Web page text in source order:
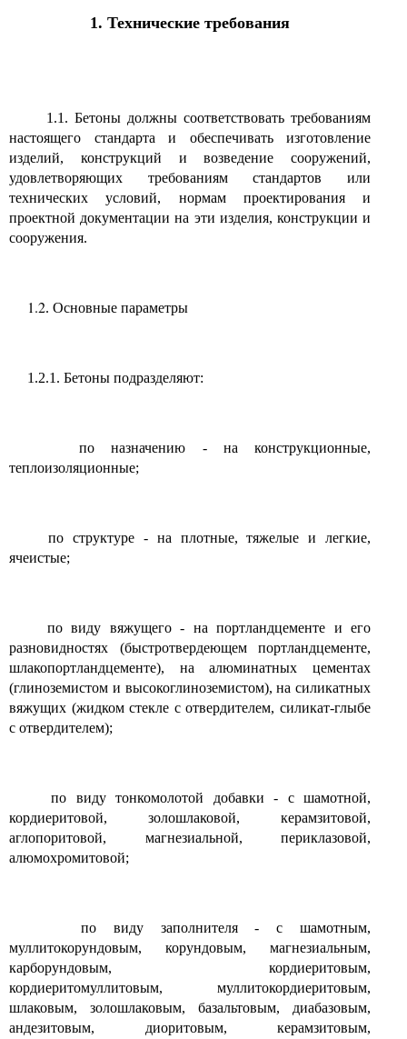
1. Технические требования
1.1. Бетоны должны соответствовать требованиям
настоящего стандарта и обеспечивать изготовление
изделий, конструкций и возведение сооружений,
удовлетворяющих требованиям стандартов или
технических условий, нормам проектирования и
проектной документации на эти изделия, конструкции и
сооружения.
1.2. Основные параметры
1.2.1. Бетоны подразделяют:
по назначению - на конструкционные,
теплоизоляционные;
по структуре - на плотные, тяжелые и легкие,
ячеистые;
по виду вяжущего - на портландцементе и его
разновидностях (быстротвердеющем портландцементе,
шлакопортландцементе), на алюминатных цементах
(глиноземистом и высокоглиноземистом), на силикатных
вяжущих (жидком стекле с отвердителем, силикат-глыбе
с отвердителем);
по виду тонкомолотой добавки - с шамотной,
кордиеритовой, золошлаковой, керамзитовой,
аглопоритовой, магнезиальной, периклазовой,
алюмохромитовой;
по виду заполнителя - с шамотным,
муллитокорундовым, корундовым, магнезиальным,
карборундовым, кордиеритовым,
кордиеритомуллитовым, муллитокордиеритовым,
шлаковым, золошлаковым, базальтовым, диабазовым,
андезитовым, диоритовым, керамзитовым,